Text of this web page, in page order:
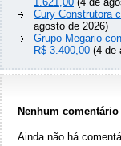
Cury Construtora
agosto de 2026)
Grupo Megario
R$ 3.400,00 (4 de
Nenhum comentário
Ainda não há